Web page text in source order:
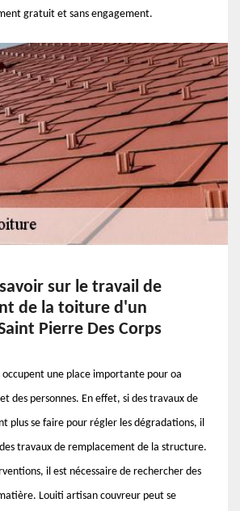
gratuit et sans engagement.
sur le travail de
de la toiture d'un
Pierre Des Corps
occupent une place importante pour oa
des personnes. En effet, si des travaux de
plus se faire pour régler les dégradations, il
travaux de remplacement de la structure.
il est nécessaire de rechercher des
Louiti artisan couvreur peut se